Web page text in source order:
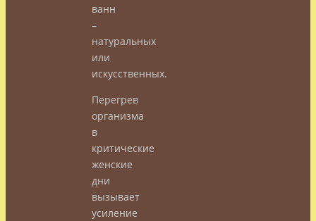
ванн
–
натуральных
или
искусственных.
Перегрев
организма
в
критические
женские
дни
вызывает
усиление